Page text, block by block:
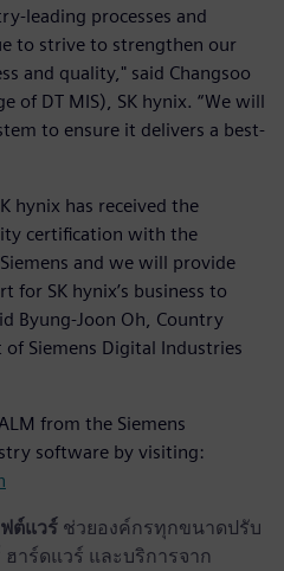
leading processes and
to strive to strengthen our
and quality," said Changsoo
of DT MIS), SK hynix. “We will
to ensure it delivers a best-
hynix has received the
certification with the
and we will provide
for SK hynix’s business to
Byung-Joon Oh, Country
of Siemens Digital Industries
from the Siemens
software by visiting:
ต์แวร์ ช่วยองค์กรทุกขนาดปรับ
าร์ดแวร์ และบริการจาก